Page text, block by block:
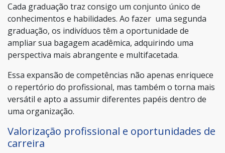
Cada graduação traz consigo um conjunto único de
conhecimentos e habilidades. Ao fazer uma segunda
graduação, os indivíduos têm a oportunidade de
ampliar sua bagagem acadêmica, adquirindo uma
perspectiva mais abrangente e multifacetada.
Essa expansão de competências não apenas enriquece
o repertório do profissional, mas também o torna mais
versátil e apto a assumir diferentes papéis dentro de
uma organização.
Valorização profissional e oportunidades de
carreira